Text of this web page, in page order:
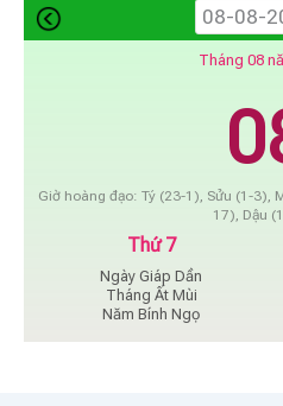
Tháng 08
Giờ hoàng đạo: Tý (23-1), Sửu (1-3),
17), Dậu
Thứ 7
Ngày Giáp Dần
Tháng Ất Mùi
Năm Bính Ngọ